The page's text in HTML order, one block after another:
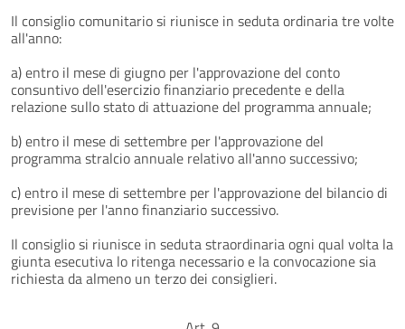
Il consiglio comunitario si riunisce in seduta ordinaria tre volte
all'anno:
a) entro il mese di giugno per l'approvazione del conto
consuntivo dell'esercizio finanziario precedente e della
relazione sullo stato di attuazione del programma annuale;
b) entro il mese di settembre per l'approvazione del
programma stralcio annuale relativo all'anno successivo;
c) entro il mese di settembre per l'approvazione del bilancio di
previsione per l'anno finanziario successivo.
Il consiglio si riunisce in seduta straordinaria ogni qual volta la
giunta esecutiva lo ritenga necessario e la convocazione sia
richiesta da almeno un terzo dei consiglieri.